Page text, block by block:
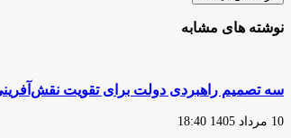
نوشته های مشابه
سه تصمیم راهبردی دولت برای تقویت
10 مرداد 1405 18:40